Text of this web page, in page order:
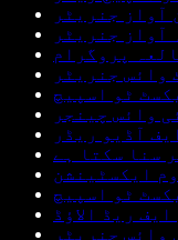
آواز جنریٹر
آواز جنریٹر
پروگرام
وائس جنریٹر
ٹو اسپیچ
وائس چینجر
آڈیو ریڈر
سنا سکتا ہے
ایکسٹینشن
ٹو اسپیچ
ایف ریڈ الاؤڈ
وائس جنریٹر